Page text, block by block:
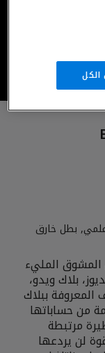
والأحكام
بطل خارق
المليء
بلاك ويدو،
المعروفة ببلاك
من حساباتها
مرتبطة
لن يردعها
الكل